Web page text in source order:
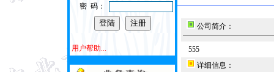
密 码：
用户帮助...
公司简介：
555
详细信息：